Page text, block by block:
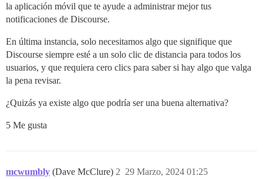
la aplicación móvil que te ayude a administrar mejor tus
notificaciones de Discourse.
En última instancia, solo necesitamos algo que signifique que
Discourse siempre esté a un solo clic de distancia para todos los
usuarios, y que requiera cero clics para saber si hay algo que valga
la pena revisar.
¿Quizás ya existe algo que podría ser una buena alternativa?
5 Me gusta
mcwumbly (Dave McClure) 29 Marzo, 2024 01:25
2